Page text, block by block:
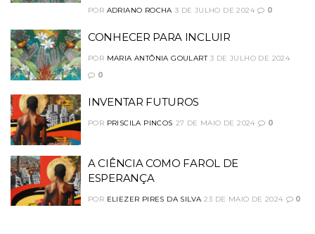
POR ADRIANO ROCHA 3 DE JULHO DE 2024 0
CONHECER PARA INCLUIR
POR MARIA ANTÔNIA GOULART 3 DE JULHO DE 2024
0
INVENTAR FUTUROS
POR PRISCILA PINCOS 27 DE MAIO DE 2024 0
A CIÊNCIA COMO FAROL DE
ESPERANÇA
POR ELIEZER PIRES DA SILVA 23 DE MAIO DE 2024 0